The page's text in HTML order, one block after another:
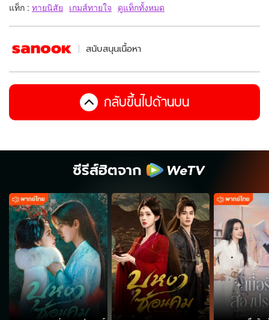
แท็ก : ทายนิสัย เกมส์ทายใจ ดูแท็กทั้งหมด
สนับสนุนเนื้อหา
กลับขึ้นไปด้านบน
ซีรีส์ฮิตจาก